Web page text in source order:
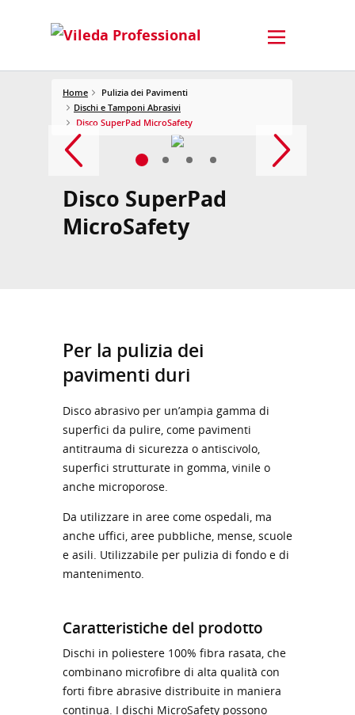
Home
Pulizia dei Pavimenti
Dischi e Tamponi Abrasivi
Disco SuperPad MicroSafety
Disco SuperPad
MicroSafety
Per la pulizia dei
pavimenti duri
Disco abrasivo per un’ampia gamma di
superfici da pulire, come pavimenti
antitrauma di sicurezza o antiscivolo,
superfici strutturate in gomma, vinile o
anche microporose.
Da utilizzare in aree come ospedali, ma
anche uffici, aree pubbliche, mense, scuole
e asili. Utilizzabile per pulizia di fondo e di
mantenimento.
Caratteristiche del prodotto
Dischi in poliestere 100% fibra rasata, che
combinano microfibre di alta qualità con
forti fibre abrasive distribuite in maniera
continua. I dischi MicroSafety possono